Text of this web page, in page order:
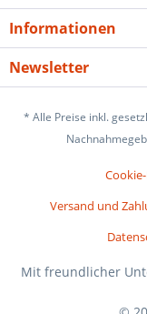
Informationen
Newsletter
* Alle Preise inkl.
Versand und
Mit freundlicher